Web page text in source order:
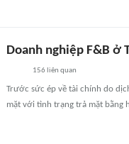
Doanh nghiệp F&B ở
156 liên quan
Trước sức ép về tài chính do
mặt với tình trạng trả mặt bằng